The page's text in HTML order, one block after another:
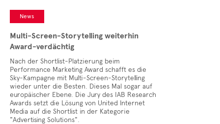
News
Multi-Screen-Storytelling weiterhin
Award-verdächtig
Nach der Shortlist-Platzierung beim
Performance Marketing Award schafft es die
Sky-Kampagne mit Multi-Screen-Storytelling
wieder unter die Besten. Dieses Mal sogar auf
europäischer Ebene. Die Jury des IAB Research
Awards setzt die Lösung von United Internet
Media auf die Shortlist in der Kategorie
"Advertising Solutions".